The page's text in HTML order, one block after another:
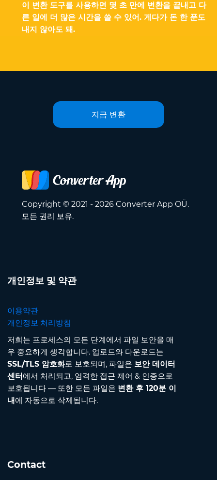
이 변환 도구를 사용하면 몇 초 만에 변환을 끝내고 다
른 일에 더 많은 시간을 쓸 수 있어. 게다가 돈 한 푼도
내지 않아도 돼.
지금 변환
Copyright © 2021 - 2026 Converter App OÜ.
모든 권리 보유.
개인정보 및 약관
이용약관
개인정보 처리방침
저희는 프로세스의 모든 단계에서 파일 보안을 매
우 중요하게 생각합니다. 업로드와 다운로드는
SSL/TLS 암호화로 보호되며, 파일은 보안 데이터
센터에서 처리되고, 엄격한 접근 제어 & 인증으로
보호됩니다 — 또한 모든 파일은 변환 후 120분 이
내에 자동으로 삭제됩니다.
Contact